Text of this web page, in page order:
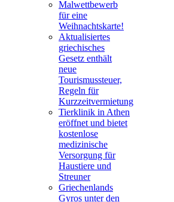
Malwettbewerb
für eine
Weihnachtskarte!
Aktualisiertes
griechisches
Gesetz enthält
neue
Tourismussteuer,
Regeln für
Kurzzeitvermietung
Tierklinik in Athen
eröffnet und bietet
kostenlose
medizinische
Versorgung für
Haustiere und
Streuner
Griechenlands
Gyros unter den